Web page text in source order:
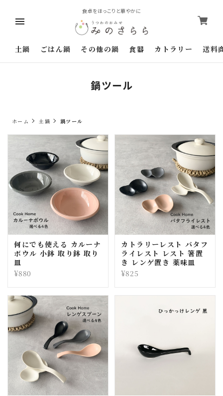
食卓をほっこりと華やかに
土鍋 ごはん鍋 その他の鍋 食器 カトラリー 送料
鍋ツール
ホーム 土鍋 鍋ツール
何にでも使える カルーナ
ボウル 小鉢 取り鉢 取り
皿
¥880
カトラリーレスト バタフ
ライレスト レスト 箸置
き レンゲ置き 薬味皿
¥825